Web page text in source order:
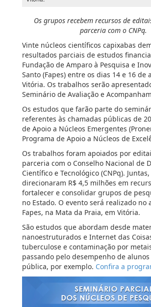
Os grupos recebem recursos de
parceria com o CNPq.
Vinte núcleos científicos capixabas
resultados parciais de estudos
Fundação de Amparo à Pesquisa e
Santo (Fapes) entre os dias 14 e 16 de
Vitória. Os trabalhos serão
Seminário de Avaliação e
Os estudos que farão parte do
referentes às chamadas públicas de
de Apoio a Núcleos Emergentes
Programa de Apoio a Núcleos de
Os trabalhos foram apoiados por
parceria com o Conselho Nacional de
Científico e Tecnológico (CNPq).
direcionaram R$ 4,5 milhões em
fortalecer e consolidar grupos de
no Estado. O evento será realizado no
Fapes, na Mata da Praia, em Vitória.
São estudos que abordam desde
nanoestruturados e Internet das
tuberculose e contaminação por
passando pelo desempenho de
pública, por exemplo. Confira a